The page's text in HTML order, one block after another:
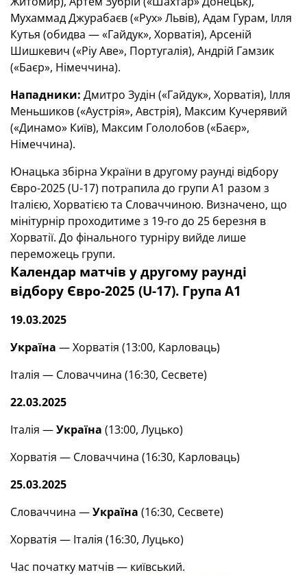
Мухаммад Джурабаєв («Рух» Львів), Адам Гурам, Ілля
Кутья (обидва — «Гайдук», Хорватія), Арсеній
Шишкевич («Ріу Аве», Португалія), Андрій Гамзик
(«Баєр», Німеччина).
Нападники: Дмитро Зудін («Гайдук», Хорватія), Ілля
Меньшиков («Аустрія», Австрія), Максим Кучерявий
(«Динамо» Київ), Максим Гололобов («Баєр»,
Німеччина).
Юнацька збірна України в другому раунді відбору
Євро-2025 (U-17) потрапила до групи А1 разом з
Італією, Хорватією та Словаччиною. Визначено, що
мінітурнір проходитиме з 19-го до 25 березня в
Хорватії. До фінального турніру вийде лише
переможець групи.
Календар матчів у другому раунді
відбору Євро-2025 (U-17). Група А1
19.03.2025
Україна — Хорватія (13:00, Карловаць)
Італія — Словаччина (16:30, Сесвете)
22.03.2025
Італія —Україна (13:00, Луцько)
Хорватія — Словаччина (16:30, Карловаць)
25.03.2025
Словаччина —Україна (16:30, Сесвете)
Хорватія — Італія (16:30, Луцько)
Час початку матчів — київський.